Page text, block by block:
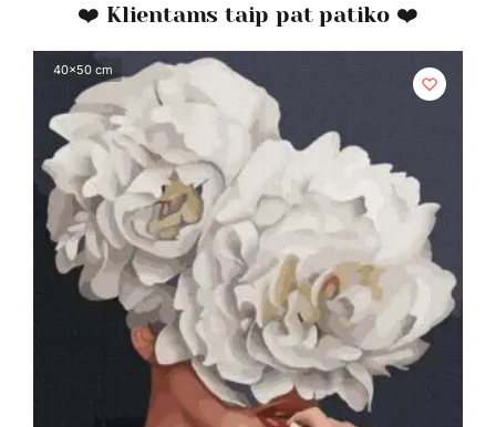
❤️ Klientams taip pat patiko ❤️
40x50 cm